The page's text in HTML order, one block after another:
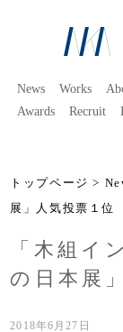
News Works
Awards
Recruit
トップページ >
展」人気投票１位
「木組イ
の日本展
2018年6月27日